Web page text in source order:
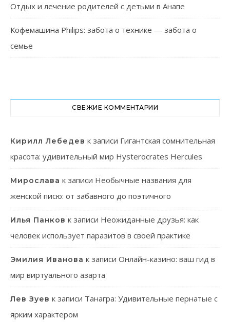
Отдых и лечение родителей с детьми в Анапе
Кофемашина Philips: забота о технике — забота о
семье
СВЕЖИЕ КОММЕНТАРИИ
Кирилл Лебедев к записи Гигантская сомнительная
красота: удивительный мир Hysterocrates Hercules
Мирослава к записи Необычные названия для
женской писю: от забавного до поэтичного
Илья Панков к записи Неожиданные друзья: как
человек использует паразитов в своей практике
Эмилия Иванова к записи Онлайн-казино: ваш гид в
мир виртуального азарта
Лев Зуев к записи Танагра: Удивительные пернатые с
ярким характером